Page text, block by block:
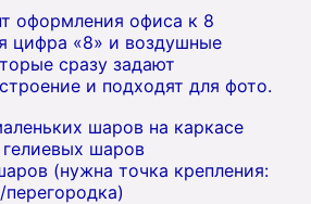
оформления офиса к 8
цифра «8» и воздушные
сразу задают
и подходят для фото.
шаров на каркасе
гелиевых шаров
(нужна точка крепления: